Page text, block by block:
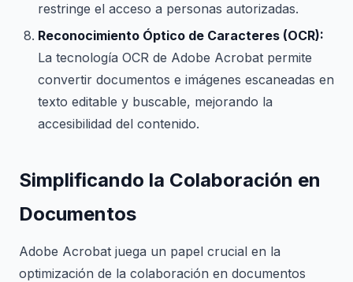
restringe el acceso a personas autorizadas.
Reconocimiento Óptico de Caracteres (OCR):
La tecnología OCR de Adobe Acrobat permite
convertir documentos e imágenes escaneadas en
texto editable y buscable, mejorando la
accesibilidad del contenido.
Simplificando la Colaboración en
Documentos
Adobe Acrobat juega un papel crucial en la
optimización de la colaboración en documentos